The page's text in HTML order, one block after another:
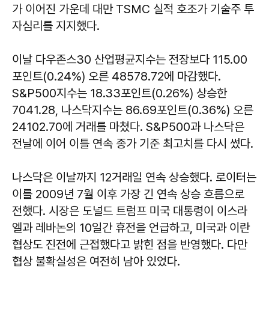
가 이어진 가운데 대만 TSMC 실적 호조가 기술주 투
자심리를 지지했다.
이날 다우존스30 산업평균지수는 전장보다 115.00
포인트(0.24%) 오른 48578.72에 마감했다.
S&P500지수는 18.33포인트(0.26%) 상승한
7041.28, 나스닥지수는 86.69포인트(0.36%) 오른
24102.70에 거래를 마쳤다. S&P500과 나스닥은
전날에 이어 이틀 연속 종가 기준 최고치를 다시 썼다.
나스닥은 이날까지 12거래일 연속 상승했다. 로이터는
이를 2009년 7월 이후 가장 긴 연속 상승 흐름으로
전했다. 시장은 도널드 트럼프 미국 대통령이 이스라
엘과 레바논의 10일간 휴전을 언급하고, 미국과 이란
협상도 진전에 근접했다고 밝힌 점을 반영했다. 다만
협상 불확실성은 여전히 남아 있었다.